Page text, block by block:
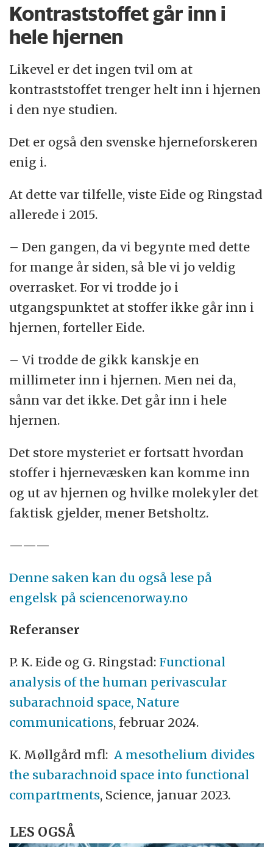
Kontraststoffet går inn i
hele hjernen
Likevel er det ingen tvil om at
kontraststoffet trenger helt inn i hjernen
i den nye studien.
Det er også den svenske hjerneforskeren
enig i.
At dette var tilfelle, viste Eide og Ringstad
allerede i 2015.
– Den gangen, da vi begynte med dette
for mange år siden, så ble vi jo veldig
overrasket. For vi trodde jo i
utgangspunktet at stoffer ikke går inn i
hjernen, forteller Eide.
– Vi trodde de gikk kanskje en
millimeter inn i hjernen. Men nei da,
sånn var det ikke. Det går inn i hele
hjernen.
Det store mysteriet er fortsatt hvordan
stoffer i hjernevæsken kan komme inn
og ut av hjernen og hvilke molekyler det
faktisk gjelder, mener Betsholtz.
———
Denne saken kan du også lese på
engelsk på sciencenorway.no
Referanser
P. K. Eide og G. Ringstad:Functional
analysis of the human perivascular
subarachnoid space, Nature
communications, februar 2024.
K. Møllgård mfl:A mesothelium divides
the subarachnoid space into functional
compartments, Science, januar 2023.
LES OGSÅ